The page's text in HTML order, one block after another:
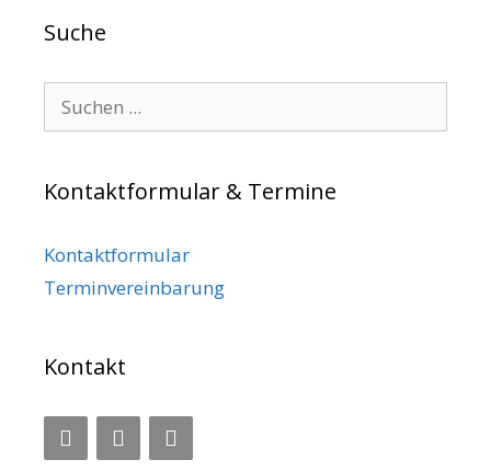
Suche
Search for:
Kontaktformular & Termine
Kontaktformular
Terminvereinbarung
Kontakt